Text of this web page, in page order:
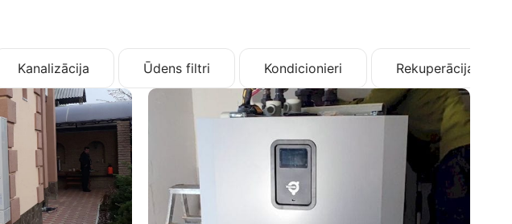
Kanalizācija Ūdens filtri Kondicionieri Rekuperācija